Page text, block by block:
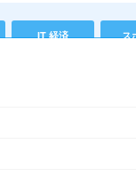
IT 経済 ス